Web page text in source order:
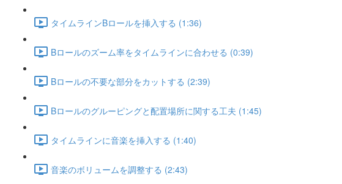
タイムラインBロールを挿入する (1:36)
Bロールのズーム率をタイムラインに合わせる (0:39)
Bロールの不要な部分をカットする (2:39)
Bロールのグルーピングと配置場所に関する工夫 (1:45)
タイムラインに音楽を挿入する (1:40)
音楽のボリュームを調整する (2:43)